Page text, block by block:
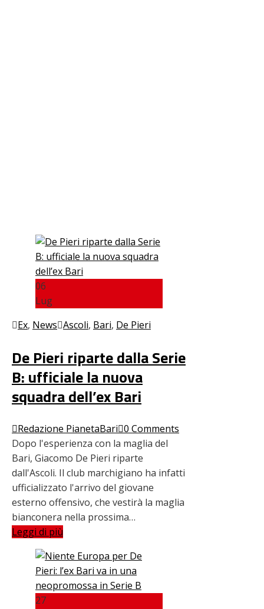
06
Lug
Ex, News Ascoli, Bari, De Pieri
De Pieri riparte dalla Serie
B: ufficiale la nuova
squadra dell’ex Bari
Redazione PianetaBari 0 Comments
Dopo l'esperienza con la maglia del
Bari, Giacomo De Pieri riparte
dall'Ascoli. Il club marchigiano ha infatti
ufficializzato l'arrivo del giovane
esterno offensivo, che vestirà la maglia
bianconera nella prossima…
Leggi di più
27